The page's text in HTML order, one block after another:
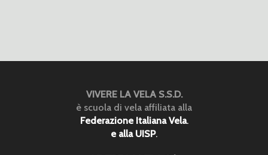
VIVERE LA VELA S.S.D.
è scuola di vela affiliata alla
Federazione Italiana Vela.
e alla UISP.